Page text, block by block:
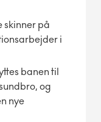
skinner på
i
banen til
og
nye